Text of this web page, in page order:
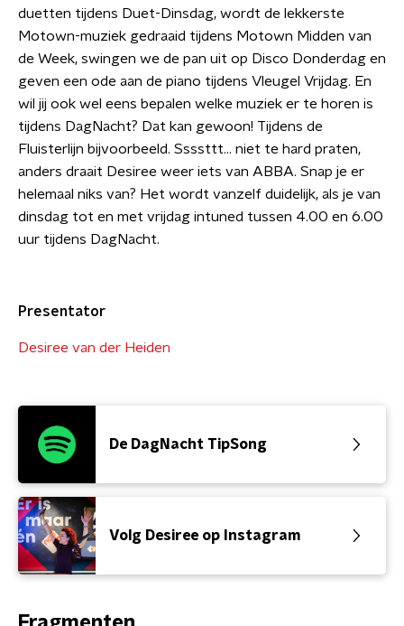
duetten tijdens Duet-Dinsdag, wordt de lekkerste
Motown-muziek gedraaid tijdens Motown Midden van
de Week, swingen we de pan uit op Disco Donderdag en
geven een ode aan de piano tijdens Vleugel Vrijdag. En
wil jij ook wel eens bepalen welke muziek er te horen is
tijdens DagNacht? Dat kan gewoon! Tijdens de
Fluisterlijn bijvoorbeeld. Ssssttt… niet te hard praten,
anders draait Desiree weer iets van ABBA. Snap je er
helemaal niks van? Het wordt vanzelf duidelijk, als je van
dinsdag tot en met vrijdag intuned tussen 4.00 en 6.00
uur tijdens DagNacht.
Presentator
Desiree van der Heiden
De DagNacht TipSong
Volg Desiree op Instagram